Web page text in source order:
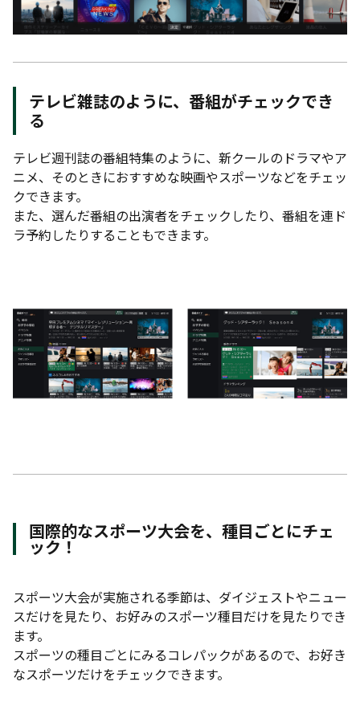
テレビ雑誌のように、番組がチェックでき
る
テレビ週刊誌の番組特集のように、新クールのドラマやア
ニメ、そのときにおすすめな映画やスポーツなどをチェッ
クできます。
また、選んだ番組の出演者をチェックしたり、番組を連ド
ラ予約したりすることもできます。
国際的なスポーツ大会を、種目ごとにチェ
ック！
スポーツ大会が実施される季節は、ダイジェストやニュー
スだけを見たり、お好みのスポーツ種目だけを見たりでき
ます。
スポーツの種目ごとにみるコレパックがあるので、お好き
なスポーツだけをチェックできます。